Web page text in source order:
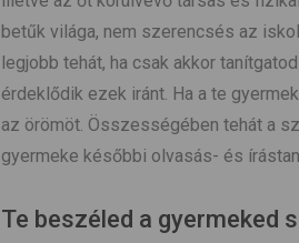
betűk világa, nem szerencsés az
legjobb tehát, ha csak akkor
érdeklődik ezek iránt. Ha a te
az örömöt. Összességében tehát a
gyermeke későbbi olvasás- és
Te beszéled a gyermeked